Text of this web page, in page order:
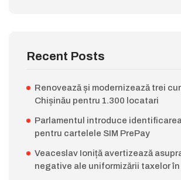
Recent Posts
Renovează și modernizează trei
Chișinău pentru 1.300 locatari
Parlamentul introduce
pentru cartelele SIM PrePay
Veaceslav Ioniță avertizează
negative ale uniformizării taxelor în